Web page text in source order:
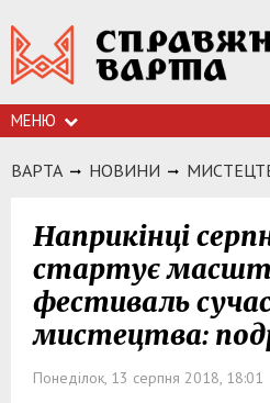
МЕНЮ
ВАРТА НОВИНИ
Наприкінці
стартує
фестиваль
мистецтва:
Понеділок, 13 серпня 2018, 18:01